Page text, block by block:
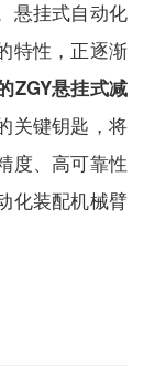
悬挂式自动化
特性，正逐渐
ZGY悬挂式减
关键钥匙，将
度、高可靠性
化装配机械臂